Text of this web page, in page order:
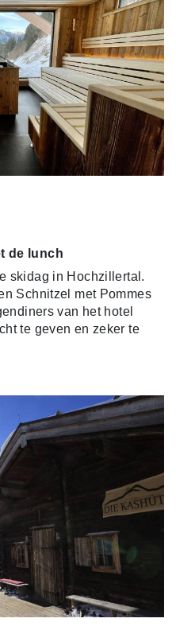
de lunch
skidag in Hochzillertal.
Schnitzel met Pommes
van het hotel
te geven en zeker te